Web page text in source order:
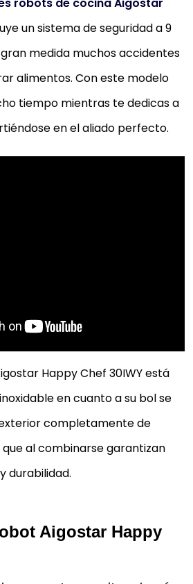
un sistema de seguridad a 9
medida muchos accidentes
alimentos. Con este modelo
tiempo mientras te dedicas a
en el aliado perfecto.
Happy Chef 30IWY está
en cuanto a su bol se
completamente de
al combinarse garantizan
durabilidad.
Aigostar Happy